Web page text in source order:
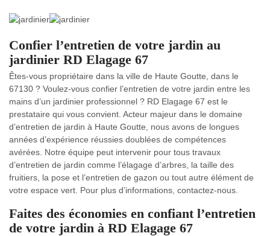
Confier l’entretien de votre jardin au
jardinier RD Elagage 67
Êtes-vous propriétaire dans la ville de Haute Goutte, dans le
67130 ? Voulez-vous confier l’entretien de votre jardin entre les
mains d’un jardinier professionnel ? RD Elagage 67 est le
prestataire qui vous convient. Acteur majeur dans le domaine
d’entretien de jardin à Haute Goutte, nous avons de longues
années d’expérience réussies doublées de compétences
avérées. Notre équipe peut intervenir pour tous travaux
d’entretien de jardin comme l’élagage d’arbres, la taille des
fruitiers, la pose et l’entretien de gazon ou tout autre élément de
votre espace vert. Pour plus d’informations, contactez-nous.
Faites des économies en confiant l’entretien
de votre jardin à RD Elagage 67